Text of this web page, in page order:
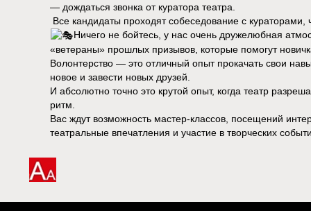
— дождаться звонка от куратора театра.
Все кандидаты проходят собеседование с кураторами,
Ничего не бойтесь, у нас очень дружелюбная
«ветераны» прошлых призывов, которые помогут
Волонтерство — это отличный опыт прокачать свои
новое и завести новых друзей.
И абсолютно точно это крутой опыт, когда театр
ритм.
Вас ждут возможность мастер-классов, посещений
театральные впечатления и участие в творческих